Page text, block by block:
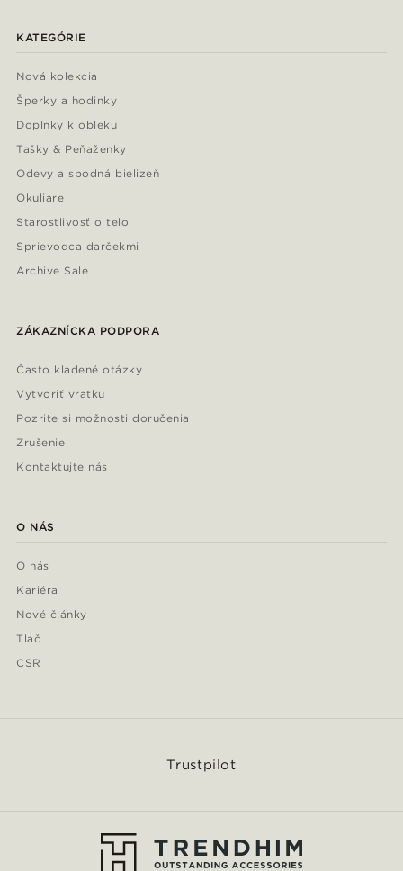
KATEGÓRIE
Nová kolekcia
Šperky a hodinky
Doplnky k obleku
Tašky & Peňaženky
Odevy a spodná bielizeň
Okuliare
Starostlivosť o telo
Sprievodca darčekmi
Archive Sale
ZÁKAZNÍCKA PODPORA
Často kladené otázky
Vytvoriť vratku
Pozrite si možnosti doručenia
Zrušenie
Kontaktujte nás
O NÁS
O nás
Kariéra
Nové články
Tlač
CSR
Trustpilot